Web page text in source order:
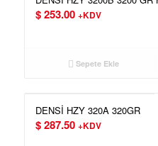
$253.00 +KDV
Sepete Ekle
DENSİ HZY 320A 320GR
$287.50 +KDV